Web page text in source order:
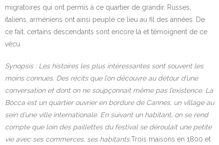
migratoires qui ont permis à ce quartier de grandir. Russes,
italiens, arméniens ont ainsi peuplé ce lieu au fil des années. De
ce fait, certains descendants sont encore là et témoignent de ce
vécu.
Synopsis : Les histoires les plus intéressantes sont souvent les
moins connues. Des récits que l’on découvre au détour d’une
conversation et dont on ne soupçonnait même pas l’existence. La
Bocca est un quartier ouvrier en bordure de Cannes, un village au
sein d’une ville internationale. En suivant un habitant, on se rend
compte que loin des paillettes du festival se déroulait une petite
vie avec ses commerces, ses habitants.Trois maisons en 1800 et